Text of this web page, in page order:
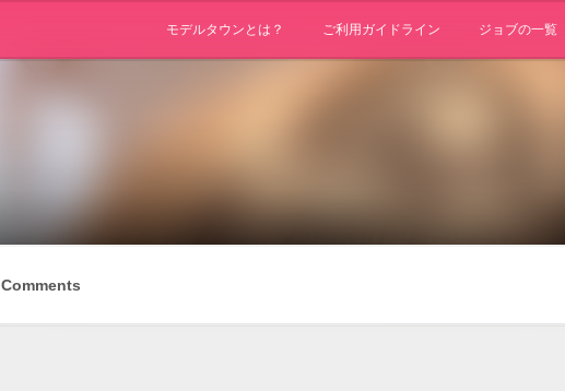
モデルタウンとは？ ご利用ガイドライン ジョブの一覧
Comments